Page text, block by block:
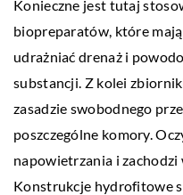
Konieczne jest tutaj
biopreparatów, które
udrażniać drenaż i
substancji. Z kolei
zasadzie swobodnego
poszczególne komory.
napowietrzania i
Konstrukcje hydrofitowe